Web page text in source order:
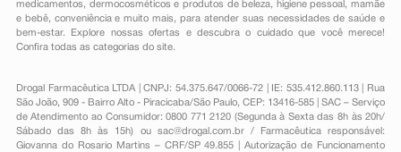
medicamentos , dermocosméticos e produtos de beleza, higiene pessoal ,mamãe
e bebê, conveniênciae muito mais, para atender suas necessidades de saúde e
bem-estar. Explore nossas ofertas e descubra o cuidado que você merece!
Confira todas as categorias do site.
Drogal Farmacêutica LTDA | CNPJ: 54.375.647/0066-72 | IE: 535.412.860.113 | Rua
São João, 909 - Bairro Alto - Piracicaba/São Paulo, CEP: 13416-585 | SAC – Serviço
de Atendimento ao Consumidor: 0800 771 2120 (Segunda à Sexta das 8h às 20h/
Sábado das 8h às 15h) ou sac@drogal.com.br/ Farmacêutica responsável:
Giovanna do Rosario Martins – CRF/SP 49.855 | Autorização de Funcionamento